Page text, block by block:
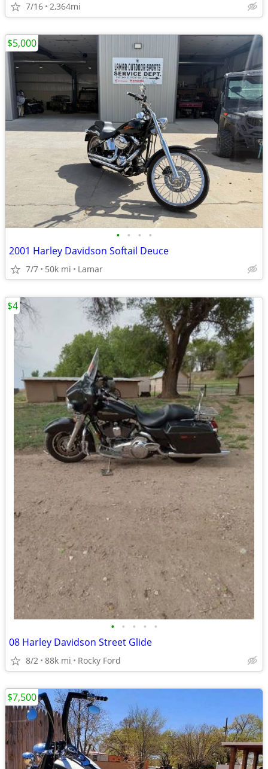
7/16 2,364mi
• • • •
2001 Harley Davidson Softail Deuce
7/7 50k mi Lamar
$5,000
• • • • •
08 Harley Davidson Street Glide
8/2 88k mi Rocky Ford
$4
$7,500